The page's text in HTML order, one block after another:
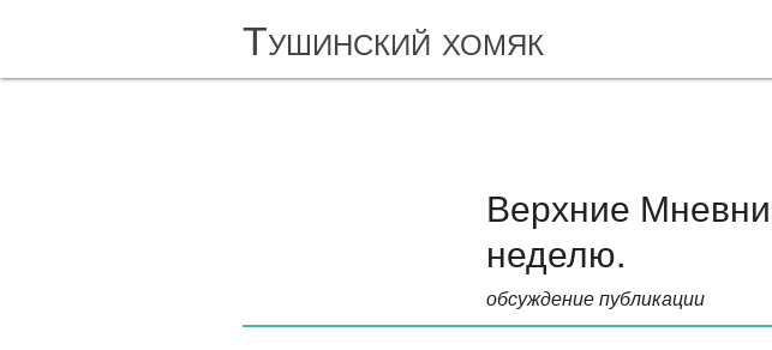
Тушинский хомяк
Верхние
неделю.
обсуждение публикации